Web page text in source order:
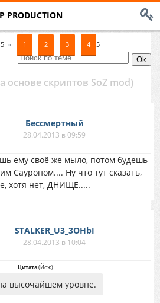
PRODUCTION
5 « 1 2 3 4 5
основе скриптов SoZ mod)
Бессмертный
28.04.2013 в 09:59
ему своё же мыло, потом будешь
Сауроном.... Ну что тут сказать,
хотя нет, ДНИЩЕ.....
STALKER_U3_3OHbI
28.04.2013 в 10:04
Цитата(Йож)
высочайшем уровне.